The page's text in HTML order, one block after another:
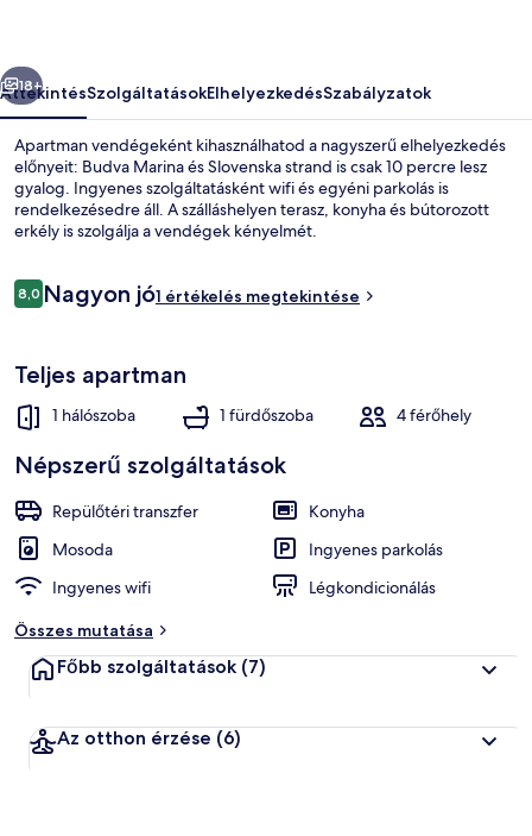
Következő
18+
ÁttekintésSzolgáltatásokElhelyezkedésSzabályzatok
Apartman vendégeként kihasználhatod a nagyszerű elhelyezkedés
előnyeit: Budva Marina és Slovenska strand is csak 10 percre lesz
gyalog. Ingyenes szolgáltatásként wifi és egyéni parkolás is
rendelkezésedre áll. A szálláshelyen terasz, konyha és bútorozott
erkély is szolgálja a vendégek kényelmét.
Értékelések
8,08,0 ennyiből: 10
Nagyon jó1 értékelés megtekintése
Teljes apartman
1 hálószoba 1 fürdőszoba 4 férőhely
Népszerű szolgáltatások
Repülőtéri transzfer
Konyha
Mosoda
Ingyenes parkolás
Ingyenes wifi
Légkondicionálás
Összes mutatása
Főbb szolgáltatások (7)
Az otthon érzése (6)